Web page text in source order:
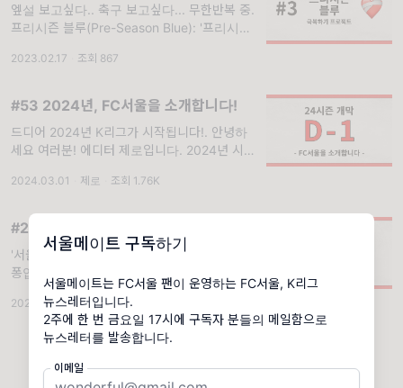
서울메이트 구독하기
서울메이트는 FC서울 팬이 운영하는 FC서울, K리그
뉴스레터입니다.
2주에 한 번 금요일 17시에 구독자 분들의 메일함으로
이메일
엪설 보고싶다.. 축구 보고싶다... 무한반복 중.
프리시즌 블루(Pre-Season Blue): '프리시즌
조어로, 스포츠팀의 프리시즌 기간 동안 경기를
2023.02.17 조회 867
#53 2024년, FC서울을 소개합니다!
드디어 2024년 K리그가 시작됩니다!. 안녕하
세요 여러분! 에디터 제로입니다. 2024년 시즌
쪼금 두근거립니다. 개인적인 사정으로 광주 원
2024.03.01 제로 조회 1.76K
#29 서울의 주장, 완장이 주는 무게감
'서울다움'을 찾아서😉. 안녕하세요, 에디터 리
퐁입니다! 지난 경기 결과가 좋지 않아서 그런
지 축구를 생각하다 보면 힘이 쭉쭉 빠지는 순
간이 많아요. 경기 결과가 그 다음 한 주의 에너
지를 좌우하기도 하는
2023.08.18 · 조회 646